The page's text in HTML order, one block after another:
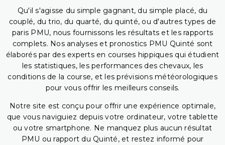
Qu'il s'agisse du simple gagnant, du simple placé, du
couplé, du trio, du quarté, du quinté, ou d'autres types de
paris PMU, nous fournissons les résultats et les rapports
complets. Nos analyses et pronostics PMU Quinté sont
élaborés par des experts en courses hippiques qui étudient
les statistiques, les performances des chevaux, les
conditions de la course, et les prévisions météorologiques
pour vous offrir les meilleurs conseils.
Notre site est conçu pour offrir une expérience optimale,
que vous naviguiez depuis votre ordinateur, votre tablette
ou votre smartphone. Ne manquez plus aucun résultat
PMU ou rapport du Quinté, et restez informé pour